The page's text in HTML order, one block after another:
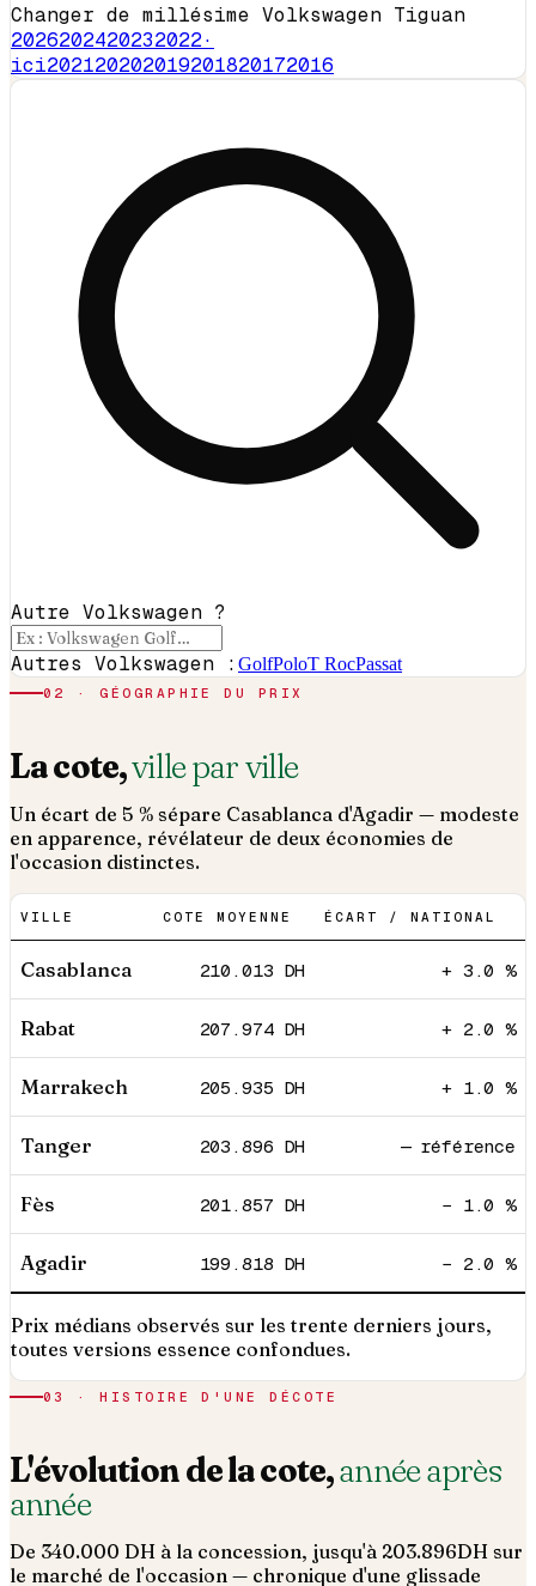
Changer de millésime Volkswagen Tiguan
2026202420232022·
ici202120202019201820172016
Autre Volkswagen ?
Autres Volkswagen : GolfPoloT RocPassat
02 · GÉOGRAPHIE DU PRIX
La cote,ville par ville
Un écart de 5 % sépare Casablanca d'Agadir — modeste
en apparence, révélateur de deux économies de
l'occasion distinctes.
VILLE COTE MOYENNE ÉCART / NATIONAL
Casablanca 210.013 DH + 3.0 %
Rabat 207.974DH + 2.0 %
Marrakech 205.935 DH + 1.0 %
Tanger 203.896 DH — référence
Fès 201.857 DH − 1.0 %
Agadir 199.818 DH − 2.0 %
Prix médians observés sur les trente derniers jours,
toutes versions essence confondues.
03 · HISTOIRE D'UNE DÉCOTE
L'évolution de la cote,année après
année
De 340.000 DH à la concession, jusqu'à 203.896DH sur
le marché de l'occasion — chronique d'une glissade